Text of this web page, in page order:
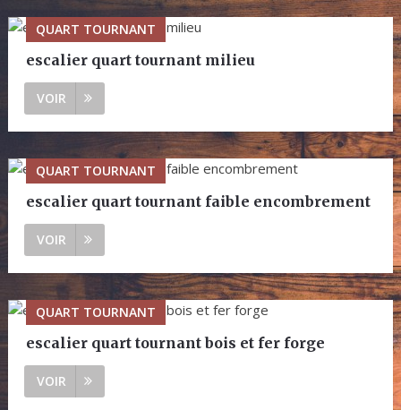
QUART TOURNANT
escalier quart tournant milieu
VOIR
QUART TOURNANT
escalier quart tournant faible encombrement
VOIR
QUART TOURNANT
escalier quart tournant bois et fer forge
VOIR